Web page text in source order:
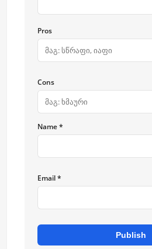
Pros
Cons
Name *
Email *
Publish